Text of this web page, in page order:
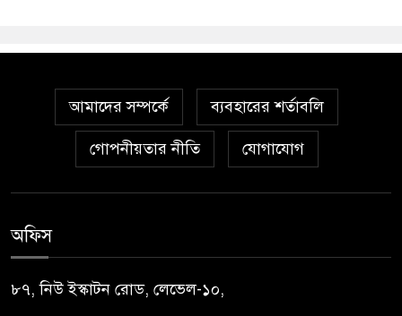
আমাদের সম্পর্কে ব্যবহারের শর্তাবলি
গোপনীয়তার নীতি যোগাযোগ
অফিস
৮৭, নিউ ইস্কাটন রোড, লেভেল-১০,